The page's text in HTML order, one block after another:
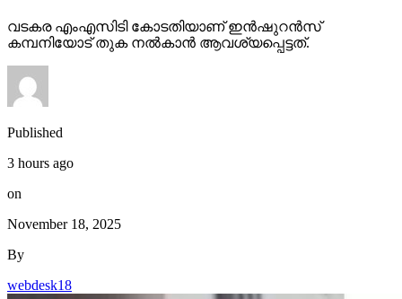
വടകര എംഎസിടി കോടതിയാണ് ഇന്‍ഷുറന്‍സ്
കമ്പനിയോട് തുക നല്‍കാന്‍ ആവശ്യപ്പെട്ടത്.
Published
3 hours ago
on
November 18, 2025
By
webdesk18